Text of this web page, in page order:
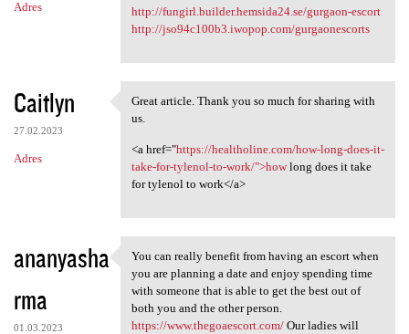
Adres
http://fungirl.builder.hemsida24.se/gurgaon-escort
http://jso94c100b3.iwopop.com/gurgaonescorts
Caitlyn
27.02.2023
Adres
Great article. Thank you so
Great article. Thank you so much for sharing with
us.
<a href="https://healtholine.com/how-long-does-it-
take-for-tylenol-to-work/">howlong does it take
for tylenol to work</a>
ananyasha
rma
01.03.2023
You can really benefit from
You can really benefit from having an escort when
you are planning a date and enjoy spending time
with someone that is able to get the best out of
both you and the other person.
https://www.thegoaescort.com/Our ladies will